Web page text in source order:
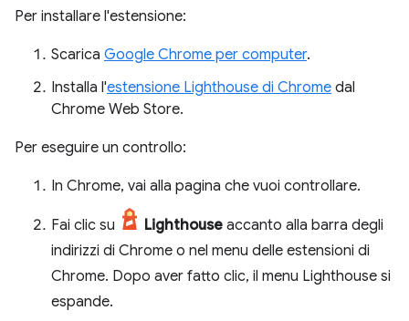
Per installare l'estensione:
Scarica Google Chrome per computer.
Installa l'estensione Lighthouse di Chrome dal
Chrome Web Store.
Per eseguire un controllo:
In Chrome, vai alla pagina che vuoi controllare.
Fai clic su Lighthouse accanto alla barra degli
indirizzi di Chrome o nel menu delle estensioni di
Chrome. Dopo aver fatto clic, il menu Lighthouse si
espande.